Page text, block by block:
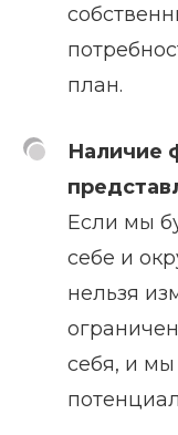
план.
Наличие
Если мы
себе и
нельзя
себя, и